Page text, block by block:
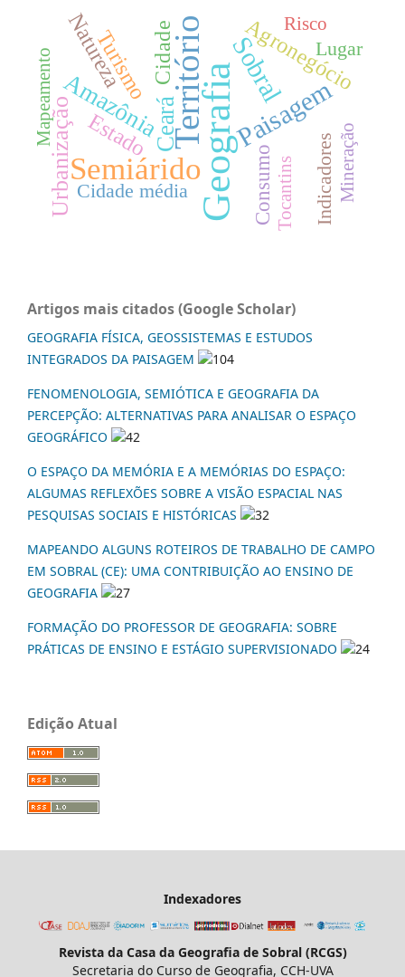
Geografia
Território
Semiárido
Sobral
Paisagem
Ceará
Amazônia
Urbanização
Agronegócio
Turismo Cidade
Natureza
Estado
Consumo Indicadores
Lugar
Cidade média Tocantins
Mapeamento
Risco
Mineração
Artigos mais citados (Google Scholar)
GEOGRAFIA FÍSICA, GEOSSISTEMAS E ESTUDOS
INTEGRADOS DA PAISAGEM
104
FENOMENOLOGIA, SEMIÓTICA E GEOGRAFIA DA
PERCEPÇÃO: ALTERNATIVAS PARA ANALISAR O ESPAÇO
GEOGRÁFICO
42
O ESPAÇO DA MEMÓRIA E A MEMÓRIAS DO ESPAÇO:
ALGUMAS REFLEXÕES SOBRE A VISÃO ESPACIAL NAS
PESQUISAS SOCIAIS E HISTÓRICAS
32
MAPEANDO ALGUNS ROTEIROS DE TRABALHO DE CAMPO
EM SOBRAL (CE): UMA CONTRIBUIÇÃO AO ENSINO DE
GEOGRAFIA
27
FORMAÇÃO DO PROFESSOR DE GEOGRAFIA: SOBRE
PRÁTICAS DE ENSINO E ESTÁGIO SUPERVISIONADO
24
Edição Atual
Indexadores
Revista da Casa da Geografia de Sobral (RCGS)
Secretaria do Curso de Geografia, CCH-UVA